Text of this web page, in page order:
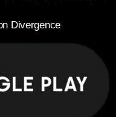
Divergence